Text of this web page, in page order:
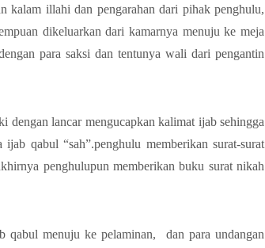
kalam illahi dan pengarahan dari pihak penghulu,
dikeluarkan dari kamarnya menuju ke meja
para saksi dan tentunya wali dari pengantin
lancar mengucapkan kalimat ijab sehingga
qabul “sah”.penghulu memberikan surat-surat
penghulupun memberikan buku surat nikah
qabul menuju ke pelaminan, dan para undangan